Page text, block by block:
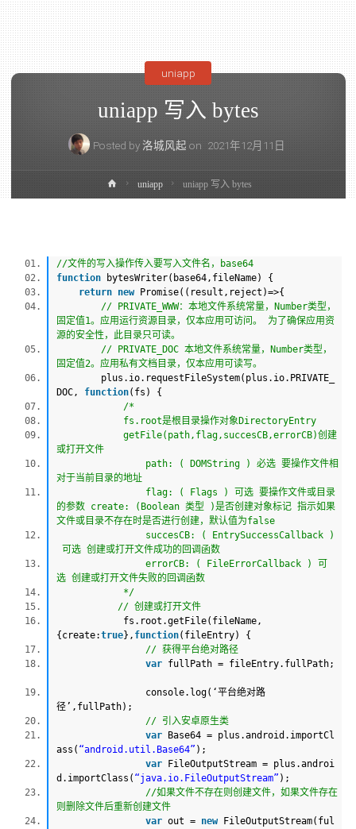
uniapp 写入 bytes
Posted by 洛城风起 on 2021年12月11日
uniapp
uniapp uniapp 写入 bytes
//文件的写入操作传入要写入文件名，base64
functionbytesWriter(base64,fileName) {
return
newPromise((result,reject)=>{
// PRIVATE_WWW：本地文件系统常量，Number类型，
固定值1。应用运行资源目录，仅本应用可访问。 为了确保应用资
源的安全性，此目录只可读。
// PRIVATE_DOC 本地文件系统常量，Number类型，
固定值2。应用私有文档目录，仅本应用可读写。
plus.io.requestFileSystem(plus.io.PRIVATE_
DOC,
function(fs) {
/*
fs.root是根目录操作对象DirectoryEntry
getFile(path,flag,succesCB,errorCB)创建
或打开文件
path: ( DOMString ) 必选 要操作文件相
对于当前目录的地址
flag: ( Flags ) 可选 要操作文件或目录
的参数 create: (Boolean 类型 )是否创建对象标记 指示如果
文件或目录不存在时是否进行创建，默认值为false
succesCB: ( EntrySuccessCallback )
可选 创建或打开文件成功的回调函数
errorCB: ( FileErrorCallback ) 可
选 创建或打开文件失败的回调函数
*/
// 创建或打开文件
fs.root.getFile(fileName,
{create:true}, function(fileEntry) {
// 获得平台绝对路径
varfullPath = fileEntry.fullPath;
console.log(‘平台绝对路
径’,fullPath);
// 引入安卓原生类
varBase64 = plus.android.importCl
ass( “android.util.Base64” );
varFileOutputStream = plus.androi
d.importClass( “java.io.FileOutputStream” );
//如果文件不存在则创建文件，如果文件存在
则删除文件后重新创建文件
varout = newFileOutputStream(ful